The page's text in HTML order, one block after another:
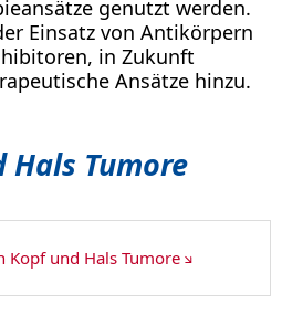
genutzt werden.
Einsatz von Antikörpern
in Zukunft
Ansätze hinzu.
Hals Tumore
Kopf und Hals Tumore